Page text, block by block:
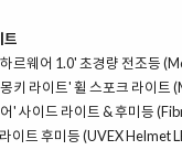
트
르웨어 1.0' 초경량 전조등
키 라이트' 휠 스포크 라이
' 사이드 라이트 & 후미등
이트 후미등 (UVEX Helmet